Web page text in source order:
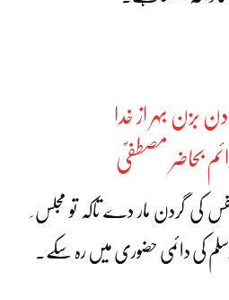
بزن بہر از خدا
بحاضر مصطفیؐ
کی گردن مار دے تاکہ تو مجلس
کی دائمی حضوری میں رہ سکے۔